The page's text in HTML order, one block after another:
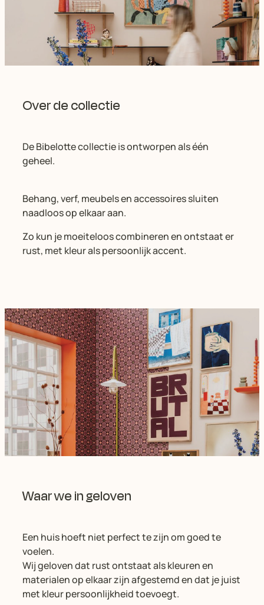
Over de collectie
De Bibelotte collectie is ontworpen als één
geheel.
Behang, verf, meubels en accessoires sluiten
naadloos op elkaar aan.
Zo kun je moeiteloos combineren en ontstaat er
rust, met kleur als persoonlijk accent.
Waar we in geloven
Een huis hoeft niet perfect te zijn om goed te
voelen.
Wij geloven dat rust ontstaat als kleuren en
materialen op elkaar zijn afgestemd en dat je juist
met kleur persoonlijkheid toevoegt.